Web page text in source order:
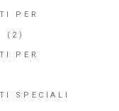
PER
(2)
PER
SPECIALI